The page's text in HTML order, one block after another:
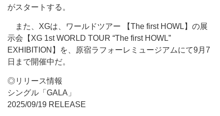
がスタートする。
また、XGは、ワールドツアー 【The first HOWL】の展
示会【XG 1st WORLD TOUR “The first HOWL”
EXHIBITION】を、原宿ラフォーレミュージアムにて9月7
日まで開催中だ。
◎リリース情報
シングル「GALA」
2025/09/19 RELEASE